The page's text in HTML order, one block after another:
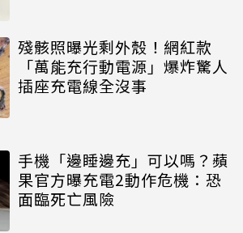
殘骸照曝光剩外殼！網紅款
「萬能充行動電源」爆炸驚人
插座充電線全沒事
手機「邊睡邊充」可以嗎？蘋
果官方曝充電2動作危機：恐
面臨死亡風險